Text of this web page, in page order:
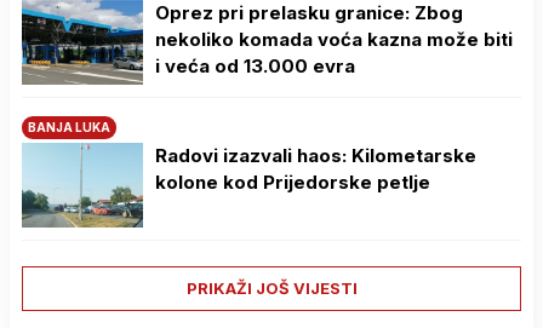
Oprez pri prelasku granice: Zbog
nekoliko komada voća kazna može biti
i veća od 13.000 evra
BANJA LUKA
Radovi izazvali haos: Kilometarske
kolone kod Prijedorske petlje
PRIKAŽI JOŠ VIJESTI